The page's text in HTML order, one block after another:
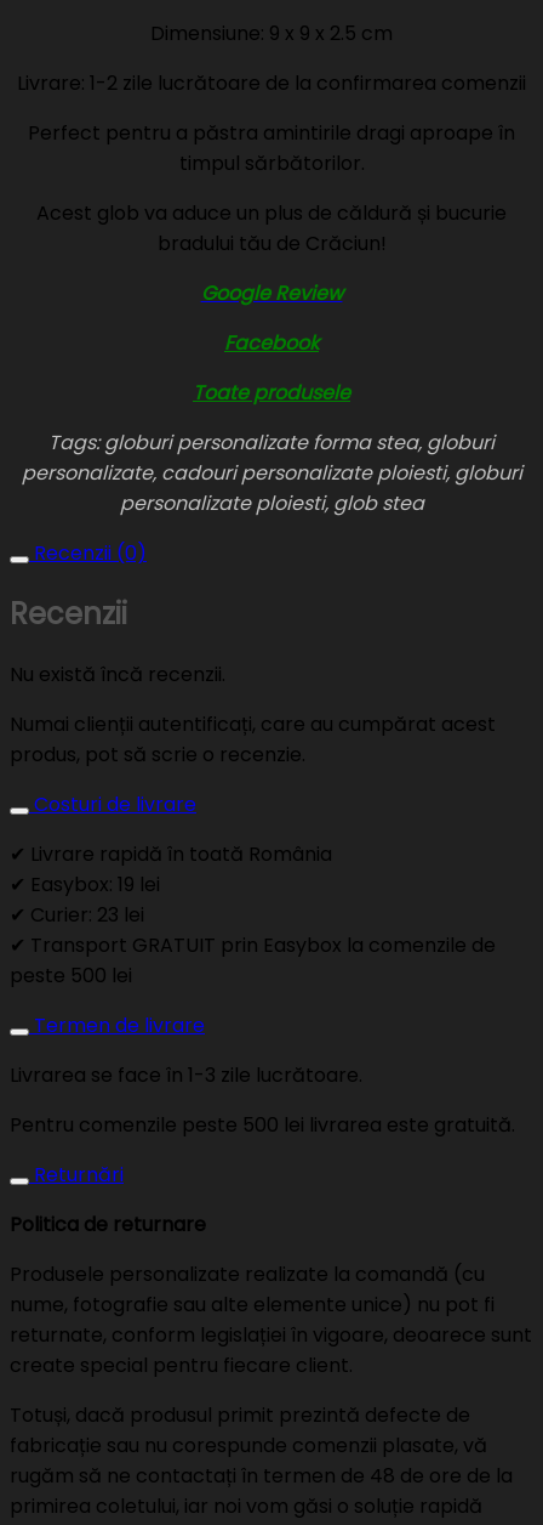
Dimensiune: 9 x 9 x 2.5 cm
Livrare: 1-2 zile lucrătoare de la confirmarea comenzii
Perfect pentru a păstra amintirile dragi aproape în
timpul sărbătorilor.
Acest glob va aduce un plus de căldură și bucurie
bradului tău de Crăciun!
Google Review
Facebook
Toate produsele
Tags: globuri personalizate forma stea, globuri
personalizate, cadouri personalizate ploiesti, globuri
personalizate ploiesti, glob stea
Recenzii (0)
Recenzii
Nu există încă recenzii.
Numai clienții autentificați, care au cumpărat acest
produs, pot să scrie o recenzie.
Costuri de livrare
✔ Livrare rapidă în toată România
✔ Easybox: 19 lei
✔ Curier: 23 lei
✔ Transport GRATUIT prin Easybox la comenzile de
peste 500 lei
Termen de livrare
Livrarea se face în 1-3 zile lucrătoare.
Pentru comenzile peste 500 lei livrarea este gratuită.
Returnări
Politica de returnare
Produsele personalizate realizate la comandă (cu
nume, fotografie sau alte elemente unice) nu pot fi
returnate, conform legislației în vigoare, deoarece sunt
create special pentru fiecare client.
Totuși, dacă produsul primit prezintă defecte de
fabricație sau nu corespunde comenzii plasate, vă
rugăm să ne contactați în termen de 48 de ore de la
primirea coletului, iar noi vom găsi o soluție rapidă